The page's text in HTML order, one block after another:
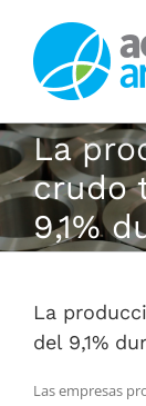
contenido
La
crudo
9,1%
La
del 9,1%
Las empresas